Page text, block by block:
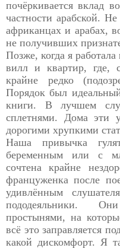
почёркивается вклад
частности арабской.
африканцах и арабах,
не получивших
Позже, когда я
вилл и квартир, где,
крайне редко
Порядок был
книги. В лучшем
сплетнями. Дома эти
дорогими хрупкими
Наша привычка
беременным или с
сочтена крайне
француженка после
удивлённым
пододеяльники.
простынями, на
всё это заправляется
какой дискомфорт. Я